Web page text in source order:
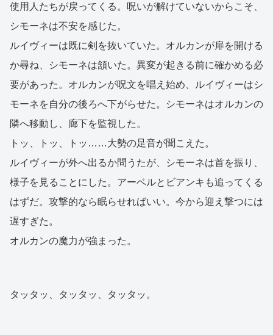
使用人たちが戻ってくる。呪いが解けていないからこそ、
シモーネは不安を感じた。
ルイヴィーは既に剣を抜いていた。オルカンが扉を開ける
か尋ね、シモーネは頷いた。異変が起きる前に確かめる必
要があった。オルカンが呪文を唱え始め、ルイヴィーはシ
モーネを自分の後ろへ下がらせた。シモーネはオルカンの
隣へ移動し、廊下を監視した。
トッ、トッ、トッ……大勢の足音が聞こえた。
ルイヴィーが外へ出るか問うたが、シモーネは首を振り、
様子を見ることにした。アーベルとビアンキも追ってくる
はずだ。攻撃的なら眠らせればいい。今から迎え撃つには
遅すぎた。
オルカンの魔力が強まった。
タッタッ、タッタッ、タッタッ。